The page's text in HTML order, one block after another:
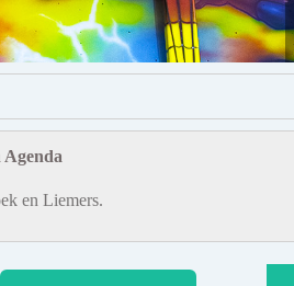
Agenda
en Liemers.